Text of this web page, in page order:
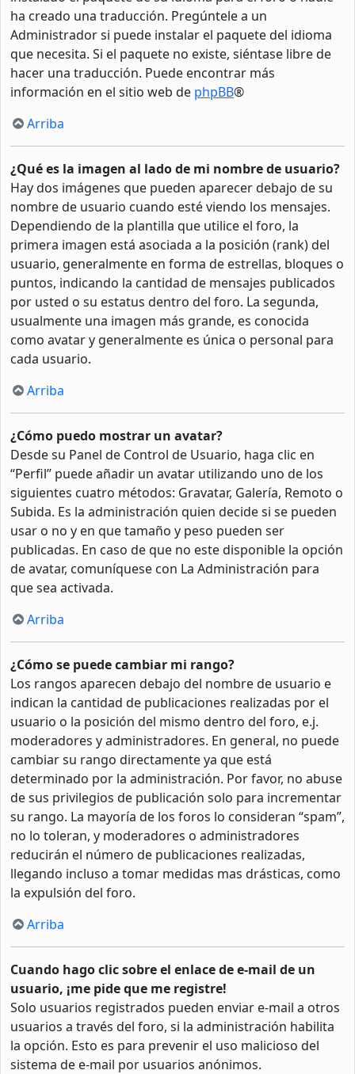
ha creado una traducción. Pregúntele a un
Administrador si puede instalar el paquete del idioma
que necesita. Si el paquete no existe, siéntase libre de
hacer una traducción. Puede encontrar más
información en el sitio web de phpBB®
Arriba
¿Qué es la imagen al lado de mi nombre de usuario?
Hay dos imágenes que pueden aparecer debajo de su
nombre de usuario cuando esté viendo los mensajes.
Dependiendo de la plantilla que utilice el foro, la
primera imagen está asociada a la posición (rank) del
usuario, generalmente en forma de estrellas, bloques o
puntos, indicando la cantidad de mensajes publicados
por usted o su estatus dentro del foro. La segunda,
usualmente una imagen más grande, es conocida
como avatar y generalmente es única o personal para
cada usuario.
Arriba
¿Cómo puedo mostrar un avatar?
Desde su Panel de Control de Usuario, haga clic en
“Perfil” puede añadir un avatar utilizando uno de los
siguientes cuatro métodos: Gravatar, Galería, Remoto o
Subida. Es la administración quien decide si se pueden
usar o no y en que tamaño y peso pueden ser
publicadas. En caso de que no este disponible la opción
de avatar, comuníquese con La Administración para
que sea activada.
Arriba
¿Cómo se puede cambiar mi rango?
Los rangos aparecen debajo del nombre de usuario e
indican la cantidad de publicaciones realizadas por el
usuario o la posición del mismo dentro del foro, e.j.
moderadores y administradores. En general, no puede
cambiar su rango directamente ya que está
determinado por la administración. Por favor, no abuse
de sus privilegios de publicación solo para incrementar
su rango. La mayoría de los foros lo consideran “spam”,
no lo toleran, y moderadores o administradores
reducirán el número de publicaciones realizadas,
llegando incluso a tomar medidas mas drásticas, como
la expulsión del foro.
Arriba
Cuando hago clic sobre el enlace de e-mail de un
usuario, ¡me pide que me registre!
Solo usuarios registrados pueden enviar e-mail a otros
usuarios a través del foro, si la administración habilita
la opción. Esto es para prevenir el uso malicioso del
sistema de e-mail por usuarios anónimos.